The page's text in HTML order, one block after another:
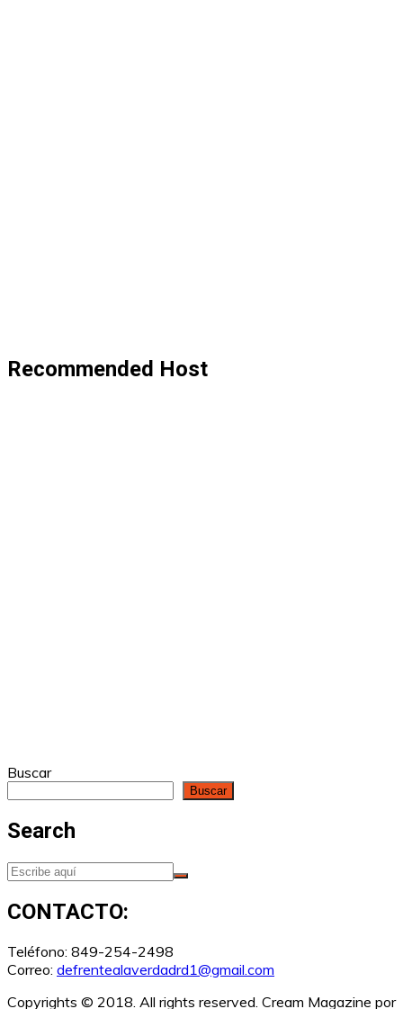
Recommended Host
Buscar
Buscar
Search
CONTACTO:
Teléfono: 849-254-2498
Correo: defrentealaverdadrd1@gmail.com
Copyrights © 2018. All rights reserved. Cream Magazine por